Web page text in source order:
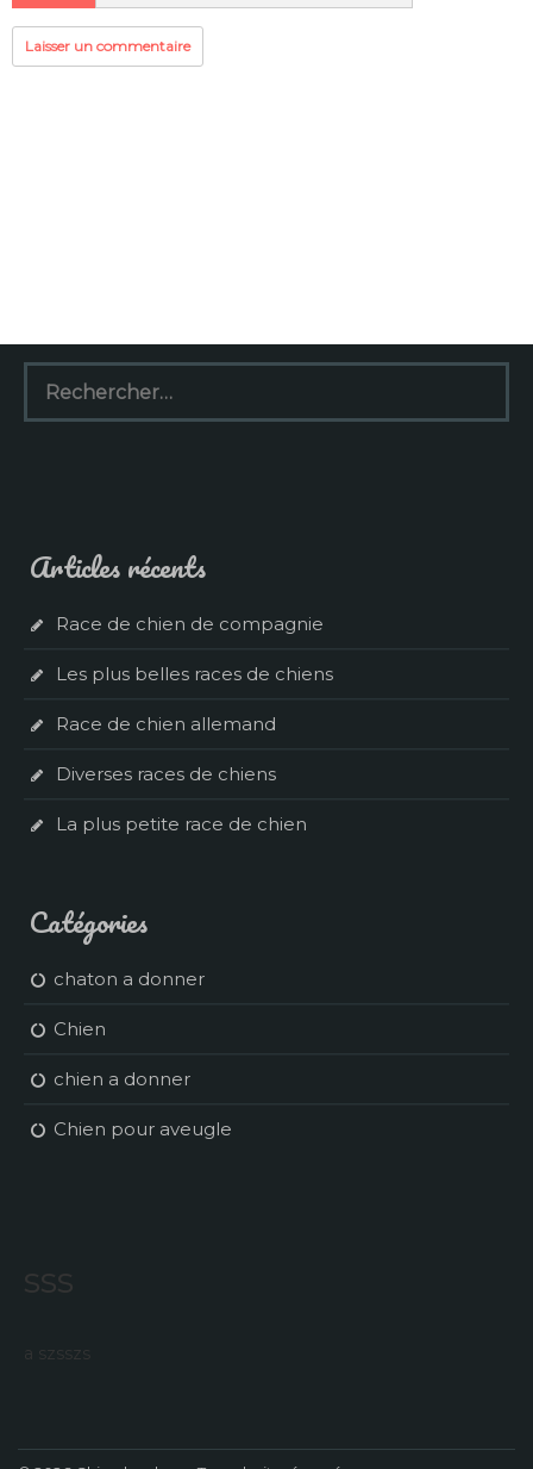
Rechercher :
Articles récents
Race de chien de compagnie
Les plus belles races de chiens
Race de chien allemand
Diverses races de chiens
La plus petite race de chien
Catégories
chaton a donner
Chien
chien a donner
Chien pour aveugle
sss
a szsszs